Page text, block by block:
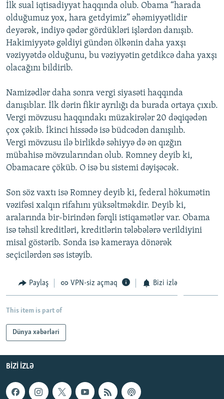
AZADLIQRADIOSU MOBIL TELEFONUNUZDA
BIZIMLƏ ƏLAQƏ
XƏBƏR BÜLLETENLƏRIMIZ
RFE/RL-in bütün saytları
İlk sual iqtisadiyyat haqqında olub. Obama “harada
olduğumuz yox, hara getdyimiz” əhəmiyyətlidir
deyərək, indiyə qədər gördükləri işlərdən danışıb.
Hakimiyyətə gəldiyi gündən ölkənin daha yaxşı
vəziyyətdə olduğunu, bu vəziyyətin getdikcə daha yaxşı
olacağını bildirib.
Namizədlər daha sonra vergi siyasəti haqqında
danışıblar. İlk dərin fikir ayrılığı da burada ortaya çıxıb.
Vergi mövzusu haqqındakı müzakirələr 20 dəqiqədən
çox çəkib. İkinci hissədə isə büdcədən danışılıb.
Vergi mövzusu ilə birlikdə səhiyyə də ən qızğın
mübahisə mövzularından olub. Romney deyib ki,
Obamacare çöküb. O isə bu sistemi dəyişəcək.
Son söz vaxtı isə Romney deyib ki, federal hökumətin
vəzifəsi xalqın rifahını yüksəltməkdir. Deyib ki,
aralarında bir-birindən fərqli istiqamətlər var. Obama
isə təhsil kreditləri, kreditlərin tələbələrə verildiyini
misal göstərib. Sonda isə kameraya dönərək
seçicilərdən səs istəyib.
Paylaş VPN-siz açmaq Bizi izlə
This item is part of
Dünya xəbərləri
BIZI IZLƏ